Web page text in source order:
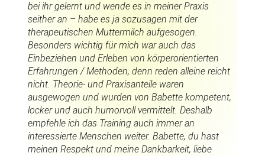
bei ihr gelernt und wende es in meiner Praxis
seither an – habe es ja sozusagen mit der
therapeutischen Muttermilch aufgesogen.
Besonders wichtig für mich war auch das
Einbeziehen und Erleben von körperorientierten
Erfahrungen / Methoden, denn reden alleine reicht
nicht. Theorie- und Praxisanteile waren
ausgewogen und wurden von Babette kompetent,
locker und auch humorvoll vermittelt. Deshalb
empfehle ich das Training auch immer an
interessierte Menschen weiter. Babette, du hast
meinen Respekt und meine Dankbarkeit, liebe